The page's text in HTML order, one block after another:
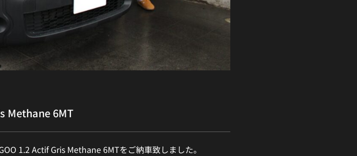
Methane 6MT
1.2 Actif Gris Methane 6MTをご納車致しました。